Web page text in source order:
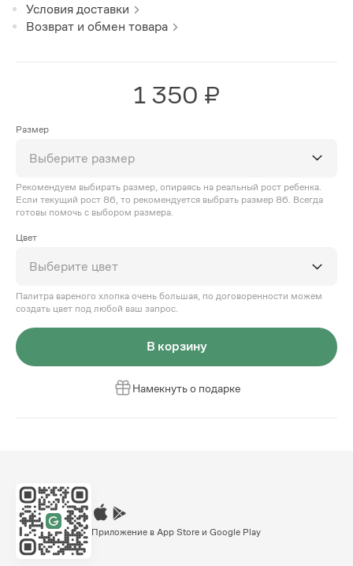
Условия доставки
Возврат и обмен товара
1 350 ₽
Размер
Выберите размер
Рекомендуем выбирать размер, опираясь на реальный рост ребенка.
Если текущий рост 86, то рекомендуется выбрать размер 86. Всегда
готовы помочь с выбором размера.
Цвет
Выберите цвет
Палитра вареного хлопка очень большая, по договоренности можем
создать цвет под любой ваш запрос.
В корзину
Намекнуть о подарке
Приложение в App Store и Google Play